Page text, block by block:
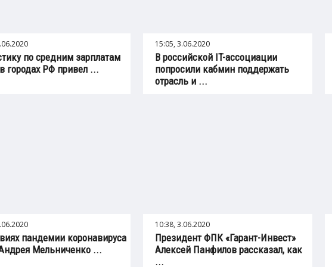
по средним зарплатам
городах РФ привел ...
15:05, 3.06.2020
В российской IT-ассоциации
попросили кабмин поддержать
отрасль и ...
пандемии коронавируса
Мельниченко ...
10:38, 3.06.2020
Президент ФПК «Гарант-Инвест»
Алексей Панфилов рассказал, как
...